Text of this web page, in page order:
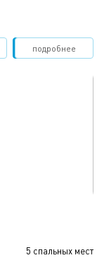
подробнее
Забронировать
5 спальных мест